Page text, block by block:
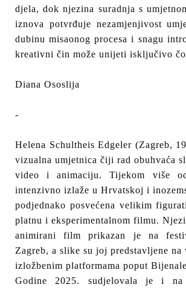
djela, dok njezina suradnja s
iznova potvrđuje nezamjenjivost
dubinu misaonog procesa i snagu
kreativni čin može unijeti isključivo
Diana Ososlija
-
Helena Schultheis Edgeler (Zagreb,
vizualna umjetnica čiji rad obuhvaća
video i animaciju. Tijekom više
intenzivno izlaže u Hrvatskoj i
podjednako posvećena velikim
platnu i eksperimentalnom filmu.
animirani film prikazan je na
Zagreb, a slike su joj predstavljene na
izložbenim platformama poput
Godine 2025. sudjelovala je i na